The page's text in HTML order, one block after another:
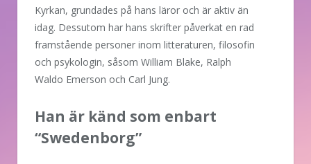
Kyrkan, grundades på hans läror och är aktiv än
idag. Dessutom har hans skrifter påverkat en rad
framstående personer inom litteraturen, filosofin
och psykologin, såsom William Blake, Ralph
Waldo Emerson och Carl Jung.
Han är känd som enbart
“Swedenborg”